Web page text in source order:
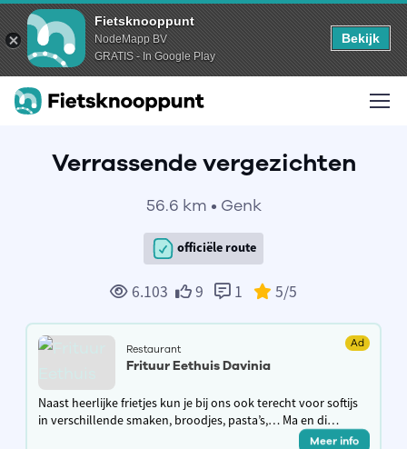
Fietsknooppunt
NodeMapp BV
GRATIS - In Google Play
Bekijk
Verrassende vergezichten
56.6 km • Genk
officiële route
6.103 9 1 5/5
Restaurant Ad
Frituur Eethuis Davinia
Naast heerlijke frietjes kun je bij ons ook terecht voor softijs
in verschillende smaken, broodjes, pasta’s,… Ma en di
gesloten, andere dagen open van 11.30u tot 13.30u en van
Meer info